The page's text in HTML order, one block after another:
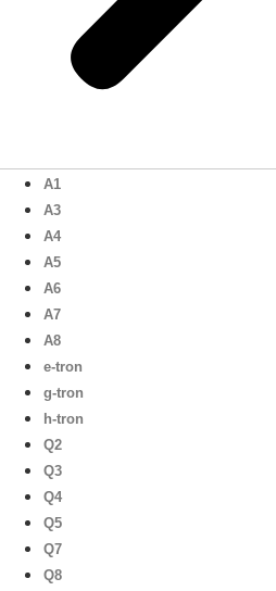
A1
A3
A4
A5
A6
A7
A8
e-tron
g-tron
h-tron
Q2
Q3
Q4
Q5
Q7
Q8